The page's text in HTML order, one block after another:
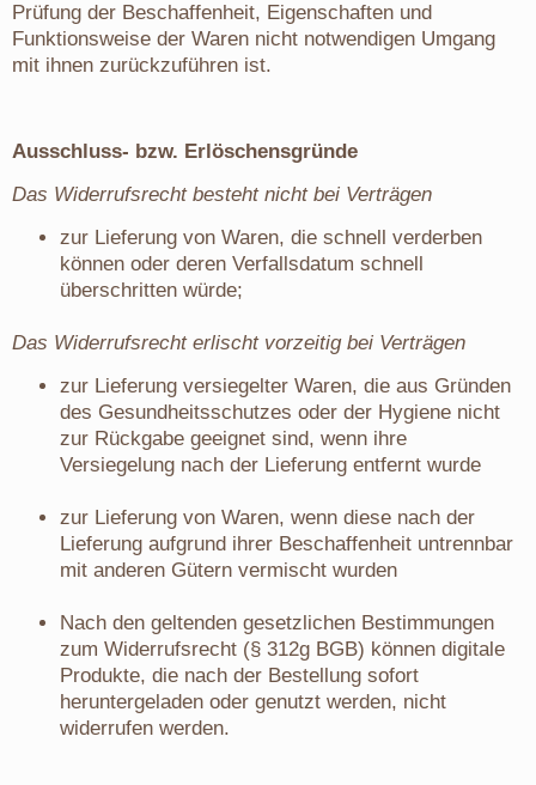
Prüfung der Beschaffenheit, Eigenschaften und
Funktionsweise der Waren nicht notwendigen Umgang
mit ihnen zurückzuführen ist.
Ausschluss- bzw. Erlöschensgründe
Das Widerrufsrecht besteht nicht bei Verträgen
zur Lieferung von Waren, die schnell verderben
können oder deren Verfallsdatum schnell
überschritten würde;
Das Widerrufsrecht erlischt vorzeitig bei Verträgen
zur Lieferung versiegelter Waren, die aus Gründen
des Gesundheitsschutzes oder der Hygiene nicht
zur Rückgabe geeignet sind, wenn ihre
Versiegelung nach der Lieferung entfernt wurde
zur Lieferung von Waren, wenn diese nach der
Lieferung aufgrund ihrer Beschaffenheit untrennbar
mit anderen Gütern vermischt wurden
Nach den geltenden gesetzlichen Bestimmungen
zum Widerrufsrecht (§ 312g BGB) können digitale
Produkte, die nach der Bestellung sofort
heruntergeladen oder genutzt werden, nicht
widerrufen werden.